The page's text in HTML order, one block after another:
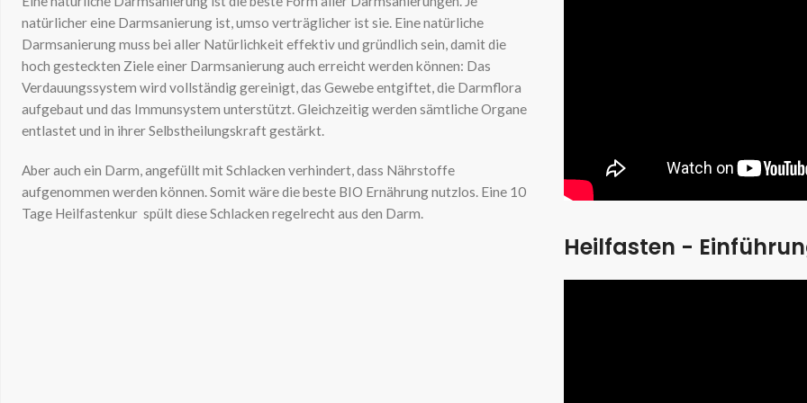
natürlicher eine Darmsanierung ist, umso verträglicher ist sie. Eine natürliche
Darmsanierung muss bei aller Natürlichkeit effektiv und gründlich sein, damit die
hoch gesteckten Ziele einer Darmsanierung auch erreicht werden können: Das
Verdauungssystem wird vollständig gereinigt, das Gewebe entgiftet, die Darmflora
aufgebaut und das Immunsystem unterstützt. Gleichzeitig werden sämtliche Organe
entlastet und in ihrer Selbstheilungskraft gestärkt.
Aber auch ein Darm, angefüllt mit Schlacken verhindert, dass Nährstoffe
aufgenommen werden können. Somit wäre die beste BIO Ernährung nutzlos. Eine 10
Tage Heilfastenkur spült diese Schlacken regelrecht aus den Darm.
Heilfasten -